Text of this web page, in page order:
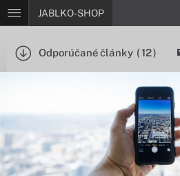
JABLKO-SHOP
Odporúčané články (12)